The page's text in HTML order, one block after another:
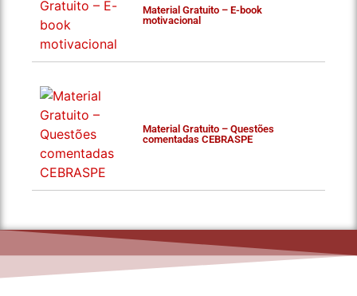
Material Gratuito – E-book
motivacional
Material Gratuito – Questões
comentadas CEBRASPE